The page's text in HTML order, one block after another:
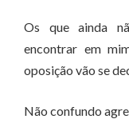
Os que ainda
encontrar em
oposição vão se
Não confundo